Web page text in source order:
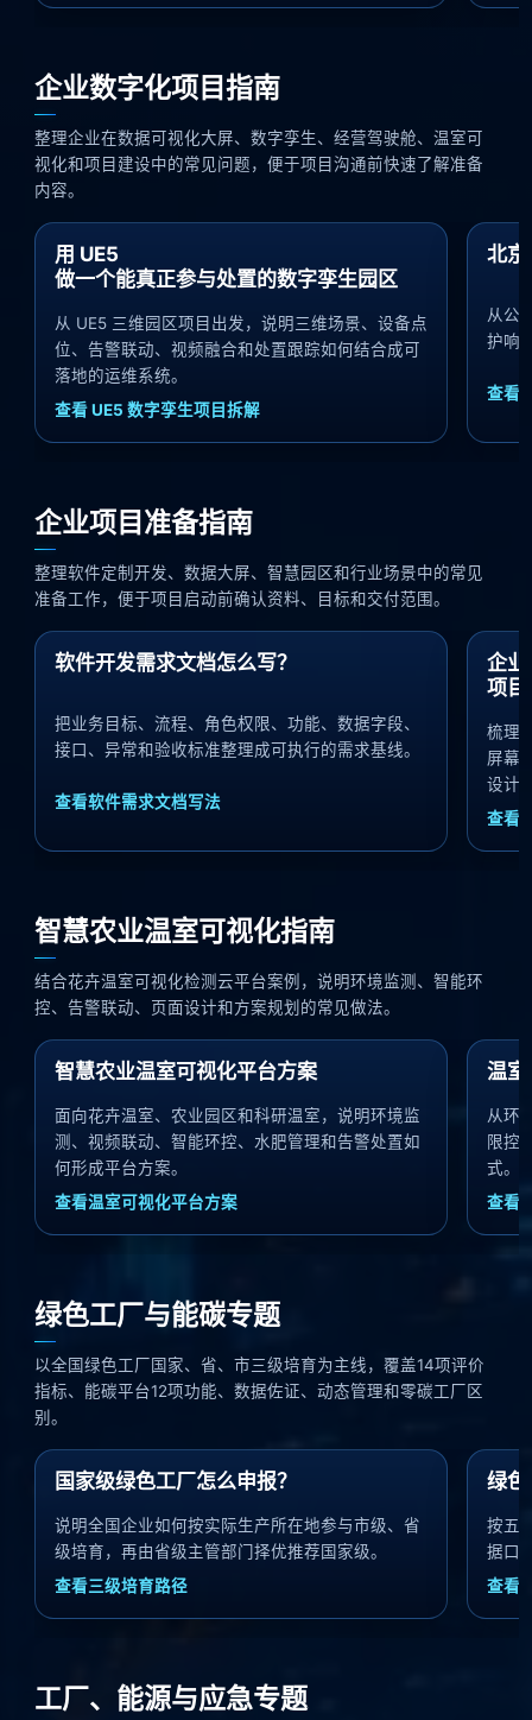
企业数字化项目指南
整理企业在数据可视化大屏、数字孪生、经营驾驶舱、温室可
视化和项目建设中的常见问题，便于项目沟通前快速了解准备
内容。
用 UE5
做一个能真正参与处置的数字孪生园区
从 UE5 三维园区项目出发，说明三维场景、设备点
位、告警联动、视频融合和处置跟踪如何结合成可
落地的运维系统。
查看 UE5 数字孪生项目拆解
北京
从公
护响
查看
企业项目准备指南
整理软件定制开发、数据大屏、智慧园区和行业场景中的常见
准备工作，便于项目启动前确认资料、目标和交付范围。
软件开发需求文档怎么写？
把业务目标、流程、角色权限、功能、数据字段、
接口、异常和验收标准整理成可执行的需求基线。
查看软件需求文档写法
企业
项目
梳理
屏幕
设计
查看
智慧农业温室可视化指南
结合花卉温室可视化检测云平台案例，说明环境监测、智能环
控、告警联动、页面设计和方案规划的常见做法。
智慧农业温室可视化平台方案
面向花卉温室、农业园区和科研温室，说明环境监
测、视频联动、智能环控、水肥管理和告警处置如
何形成平台方案。
查看温室可视化平台方案
温室
从环
限控
式。
查看
绿色工厂与能碳专题
以全国绿色工厂国家、省、市三级培育为主线，覆盖14项评价
指标、能碳平台12项功能、数据佐证、动态管理和零碳工厂区
别。
国家级绿色工厂怎么申报？
说明全国企业如何按实际生产所在地参与市级、省
级培育，再由省级主管部门择优推荐国家级。
查看三级培育路径
绿色
按五
据口
查看
工厂、能源与应急专题